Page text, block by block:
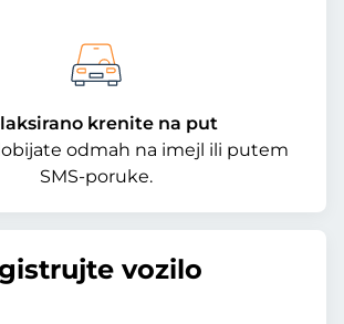
krenite na put
odmah na imejl ili putem
SMS-poruke.
vozilo